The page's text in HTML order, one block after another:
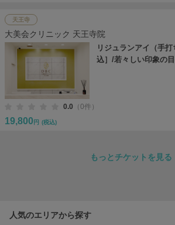
天王寺
大美会クリニック 天王寺院
リジュランアイ（手
込］/若々しい印象の
0.0 （0件）
19,800 円 (税込)
もっとチケットを見る
人気のエリアから探す